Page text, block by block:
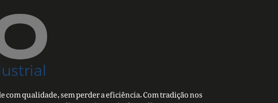
qualidade, sem perder a eficiência. Com tradição nos